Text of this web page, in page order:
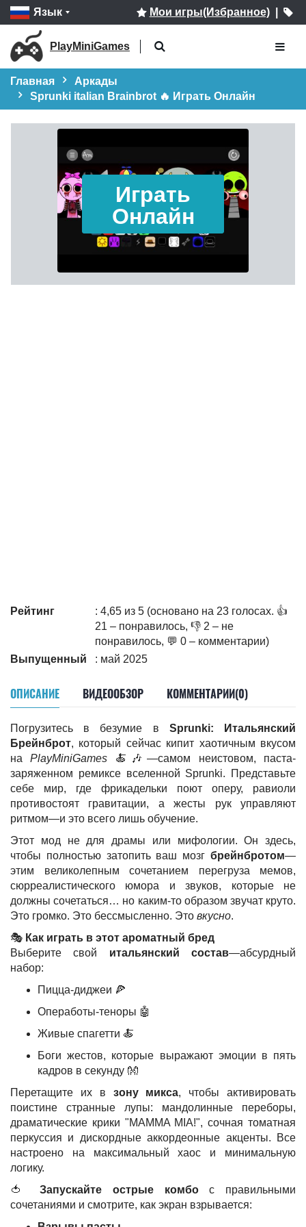
Язык Мои игры(Избранное)|
PlayMiniGames
Главная
Аркады
Sprunki italian Brainbrot 🔥 Играть Онлайн
Играть
Онлайн
Рейтинг
: 4,65 из 5 (основано на 23 голосах. 👍
21 – понравилось, 👎 2 – не
понравилось, 💬 0 – комментарии)
Выпущенный
: май 2025
ОПИСАНИЕ ВИДЕООБЗОР КОММЕНТАРИИ(0)
Погрузитесь в безумие в Sprunki: Итальянский
Брейнброт, который сейчас кипит хаотичным вкусом
наPlayMiniGames 🍝🎶—самом неистовом, паста-
заряженном ремиксе вселенной Sprunki. Представьте
себе мир, где фрикадельки поют оперу, равиоли
противостоят гравитации, а жесты рук управляют
ритмом—и это всего лишь обучение.
Этот мод не для драмы или мифологии. Он здесь,
чтобы полностью затопить ваш мозг брейнбротом—
этим великолепным сочетанием перегруза мемов,
сюрреалистического юмора и звуков, которые не
должны сочетаться… но каким-то образом звучат круто.
Это громко. Это бессмысленно. Это вкусно.
🎭 Как играть в этот ароматный бред
Выберите свой итальянский состав—абсурдный
набор:
Пицца-диджеи 🍕
Операботы-теноры 🤖
Живые спагетти 🍝
Боги жестов, которые выражают эмоции в пять
кадров в секунду 👐
Перетащите их в зону микса, чтобы активировать
поистине странные лупы: мандолинные переборы,
драматические крики "MAMMA MIA!", сочная томатная
перкуссия и дискордные аккордеонные акценты. Все
настроено на максимальный хаос и минимальную
логику.
🍅Запускайте острые комбос правильными
сочетаниями и смотрите, как экран взрывается: